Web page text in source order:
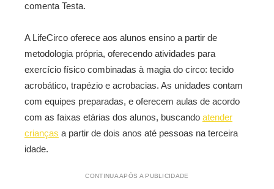
comenta Testa.
A LifeCirco oferece aos alunos ensino a partir de
metodologia própria, oferecendo atividades para
exercício físico combinadas à magia do circo: tecido
acrobático, trapézio e acrobacias. As unidades contam
com equipes preparadas, e oferecem aulas de acordo
com as faixas etárias dos alunos, buscando atender
crianças a partir de dois anos até pessoas na terceira
idade.
CONTINUA APÓS A PUBLICIDADE